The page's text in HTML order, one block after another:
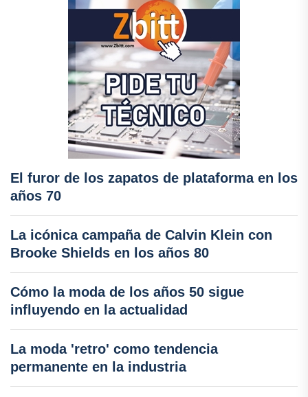
El furor de los zapatos de plataforma en los
años 70
La icónica campaña de Calvin Klein con
Brooke Shields en los años 80
Cómo la moda de los años 50 sigue
influyendo en la actualidad
La moda 'retro' como tendencia
permanente en la industria